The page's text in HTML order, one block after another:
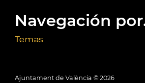
Navegación
Temas
Ajuntament de València © 2026